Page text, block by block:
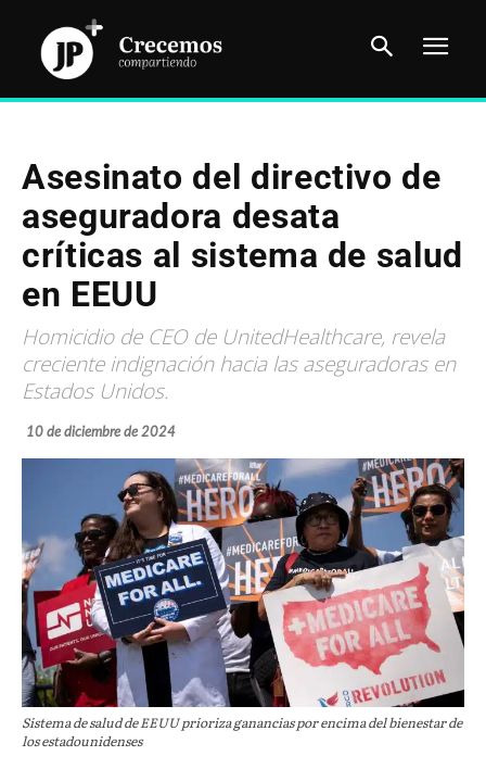
Asesinato del directivo de
aseguradora desata
críticas al sistema de salud
en EEUU
Homicidio de CEO de UnitedHealthcare, revela
creciente indignación hacia las aseguradoras en
Estados Unidos.
10 de diciembre de 2024
Sistema de salud de EEUU prioriza ganancias por encima del bienestar de
los estadounidenses